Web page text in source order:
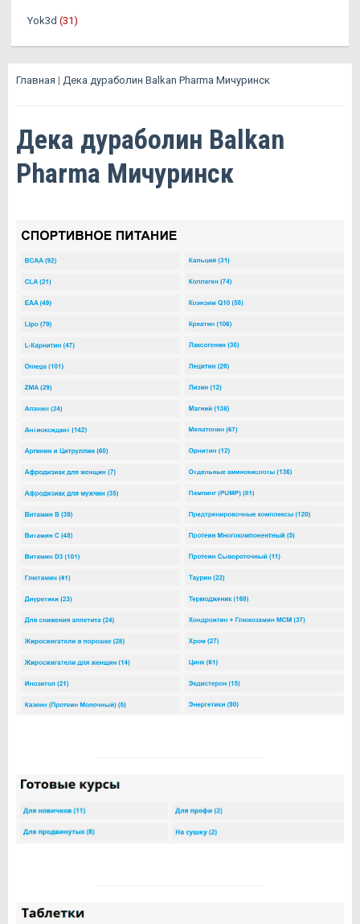
Yok3d (31)
Главная | Дека дураболин Balkan Pharma Мичуринск
Дека дураболин Balkan
Pharma Мичуринск